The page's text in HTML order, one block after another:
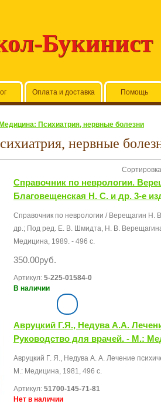
Букинист
Оплата и доставка Помощь
Медицина: Психиатрия, нервные болезни
нервные
Справочник по неврологии.
Благовещенская Н. С. и др. 3-е
Справочник по неврологии / Верещагин Н.
др.; Под ред. Е. В. Шмидта, Н. В.
Медицина, 1989. - 496 с.
350.00руб.
Артикул: 5-225-01584-0
В наличии
Авруцкий Г.Я., Недува А.А.
Руководство для врачей. - М.:
Авруцкий Г. Я., Недува А. А. Лечение
М.: Медицина, 1981, 496 с.
Артикул: 51700-145-71-81
Нет в наличии